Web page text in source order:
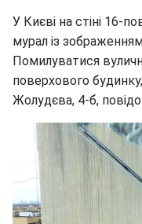
У Києві на стіні 16-
мурал із
Помилуватися
поверхового
Жолудєва, 4-б,